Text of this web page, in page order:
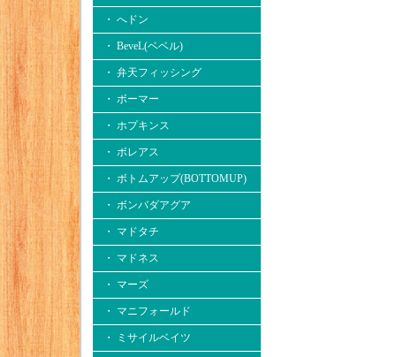
・ へドン
・ BeveL(ベベル)
・ 弁天フィッシング
・ ボーマー
・ ホプキンス
・ ボレアス
・ ボトムアップ(BOTTOMUP)
・ ボンバダアグア
・ マドタチ
・ マドネス
・ マーズ
・ マニフォールド
・ ミサイルベイツ